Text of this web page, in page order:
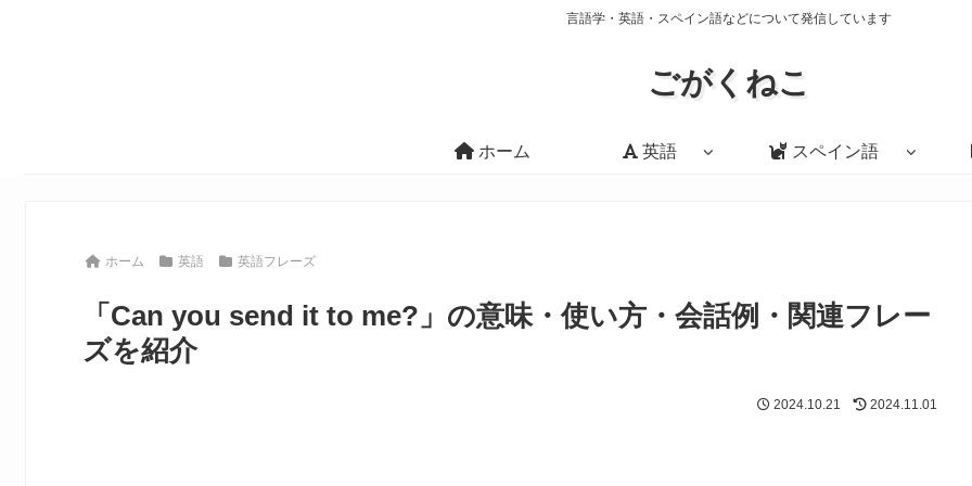
言語学・英語・スペイン語などについて発信しています
ごがくねこ
ホーム 英語 スペイン語
ホーム 英語 英語フレーズ
「Can you send it to me?」の意味・使い方・会話例・関連フレー
ズを紹介
2024.10.21 2024.11.01